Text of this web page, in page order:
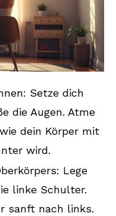
Setze dich
die Augen. Atme
dein Körper mit
wird.
Lege
linke Schulter.
sanft nach links.